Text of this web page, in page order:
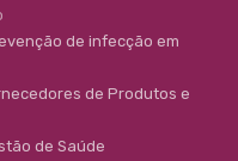
de infecção em
de Produtos e
de Saúde